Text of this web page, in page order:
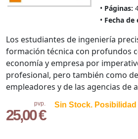
Páginas:
Fecha de
pvp.
25,00 €
Sin Stock. Posibilidad
Los estudiantes de ingeniería
formación técnica con profundos
economía y empresa por
profesional, pero también como
empleadores y de las agencias de